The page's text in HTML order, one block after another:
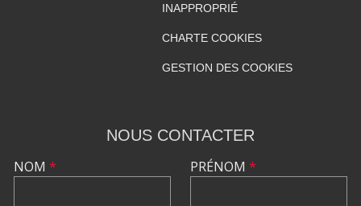
INAPPROPRIÉ
CHARTE COOKIES
GESTION DES COOKIES
NOUS CONTACTER
NOM * PRÉNOM *